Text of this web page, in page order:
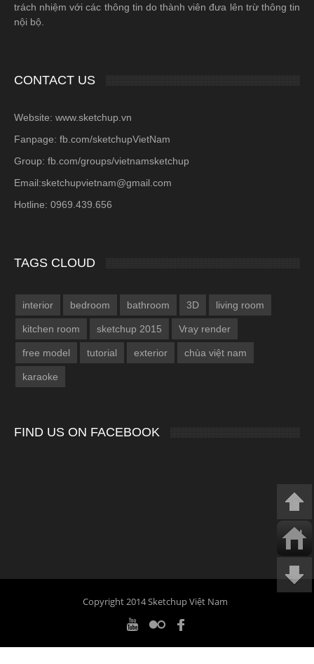
trách nhiệm với các thông tin do thành viên đưa lên trừ thông tin
nội bộ.
CONTACT US
Website: www.sketchup.vn
Fanpage: fb.com/sketchupVietNam
Group: fb.com/groups/vietnamsketchup
Email:sketchupvietnam@gmail.com
Hotline: 0969.439.656
TAGS CLOUD
interior bedroom bathroom 3D living room
kitchen room sketchup 2015 Vray render
free model tutorial exterior chùa việt nam
karaoke
FIND US ON FACEBOOK
Copyright 2014 Sketchup Việt Nam